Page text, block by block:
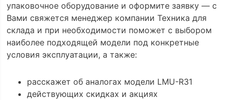
упаковочное оборудование и оформите заявку — с
Вами свяжется менеджер компании Техника для
склада и при необходимости поможет с выбором
наиболее подходящей модели под конкретные
условия эксплуатации, а также:
расскажет об аналогах модели LMU-R31
действующих скидках и акциях